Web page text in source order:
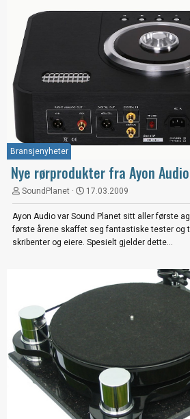
Bransjenyheter
Nye rørprodukter fra Ayon
SoundPlanet 17.03.2009
Ayon Audio var Sound Planet sitt aller første
første årene skaffet seg fantastiske tester og
skribenter og eiere. Spesielt gjelder dette...